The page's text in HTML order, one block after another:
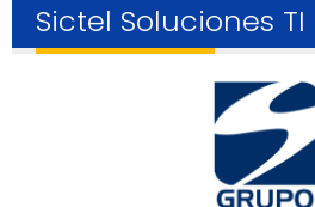
Sictel Soluciones TI